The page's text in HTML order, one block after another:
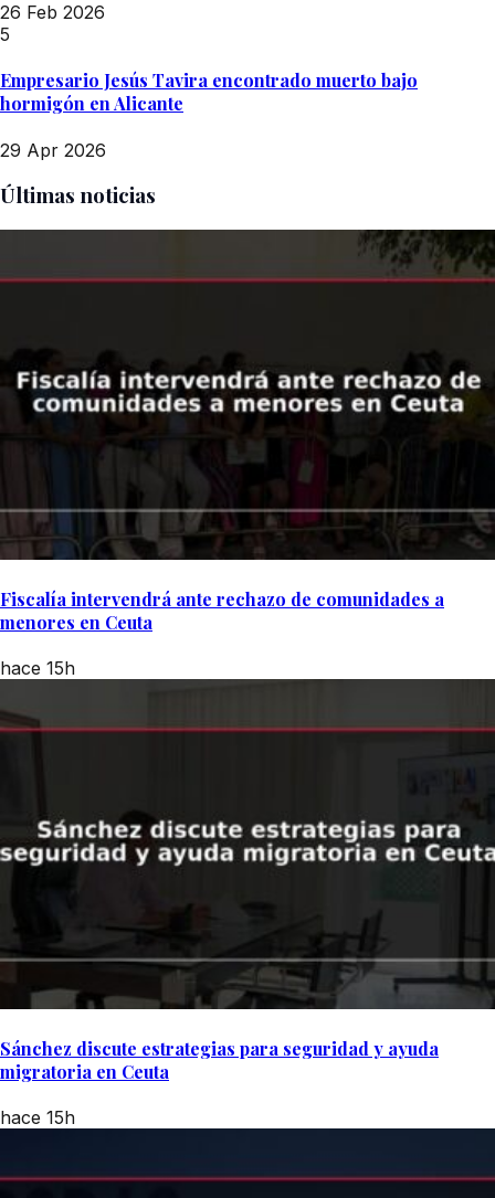
26 Feb 2026
5
Empresario Jesús Tavira encontrado muerto bajo
hormigón en Alicante
29 Apr 2026
Últimas noticias
Fiscalía intervendrá ante rechazo de comunidades a
menores en Ceuta
hace 15h
Sánchez discute estrategias para seguridad y ayuda
migratoria en Ceuta
hace 15h